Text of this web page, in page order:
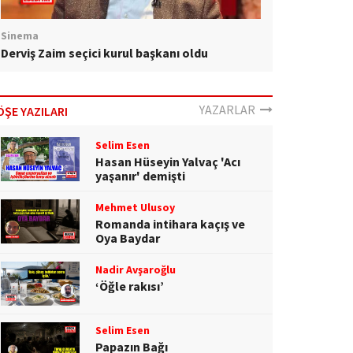
Sinema
Derviş Zaim seçici kurul başkanı oldu
YAZILARI YAZARLAR
Selim Esen
Hasan Hüseyin Yalvaç 'Acı
yaşanır' demişti
Mehmet Ulusoy
Romanda intihara kaçış ve
Oya Baydar
Nadir Avşaroğlu
‘Öğle rakısı’
Selim Esen
Papazın Bağı